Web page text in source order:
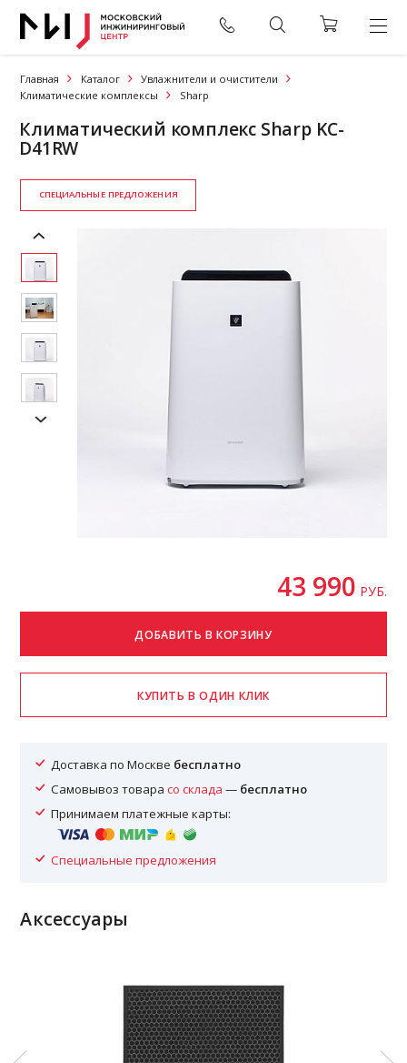
Главная Каталог
Увлажнители и очистители
Климатические комплексы
Sharp
Климатический комплекс Sharp KC-
D41RW
СПЕЦИАЛЬНЫЕ ПРЕДЛОЖЕНИЯ
43 990 РУБ.
Доставка по Москве бесплатно
Самовывоз товарасо склада — бесплатно
Принимаем платежные карты:
Специальные предложения
Аксессуары